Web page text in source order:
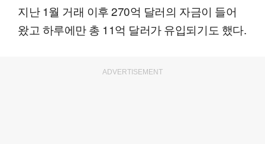
지난 1월 거래 이후 270억 달러의 자금이 들어
왔고 하루에만 총 11억 달러가 유입되기도 했다.
ADVERTISEMENT